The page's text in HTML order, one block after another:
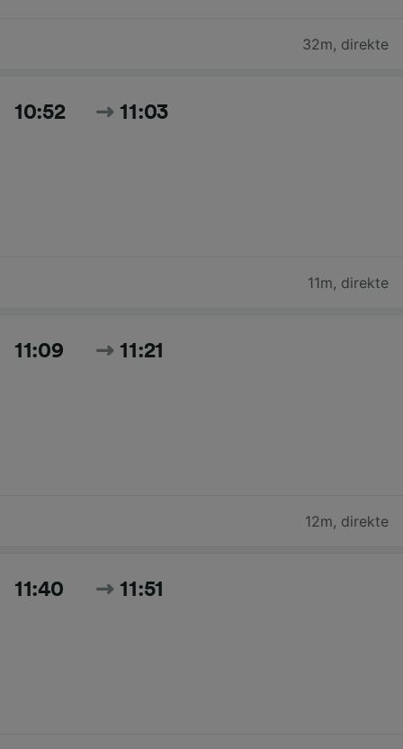
32m, direkte
10:52 11:03
11m, direkte
11:09 11:21
12m, direkte
11:40 11:51